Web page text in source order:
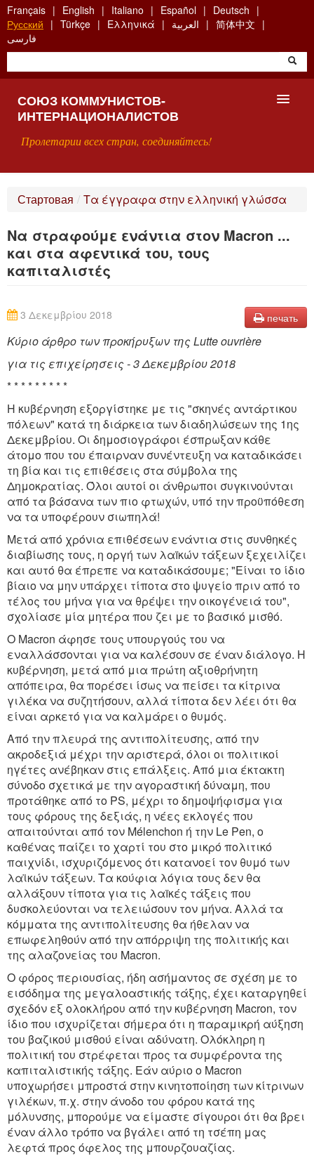
Skip
to
main
content
Français English Italiano Español
Deutsch
Русский
Türkçe Ελληνικά العربية
简体中文
فارسی
СОЮЗ КОММУНИСТОВ-
ИНТЕРНАЦИОНАЛИСТОВ
Пролетарии всех стран, соединяйтесь!
ПОИСК
КОНТАКТЫ
Стартовая / Τα έγγραφα στην ελληνική γλώσσα
Να στραφούμε ενάντια στον Macron ...
και στα αφεντικά του, τους
καπιταλιστές
печать
3 Δεκεμβρίου 2018
Κύριο άρθρο των προκήρυξων της Lutte ouvrière
για τις επιχείρησεις - 3 Δεκεμβρίου 2018
* * * * * * * * *
Η κυβέρνηση εξοργίστηκε με τις "σκηνές αντάρτικου
πόλεων" κατά τη διάρκεια των διαδηλώσεων της 1ης
Δεκεμβρίου. Οι δημοσιογράφοι έσπρωξαν κάθε
άτομο που του έπαιρναν συνέντευξη να καταδικάσει
τη βία και τις επιθέσεις στα σύμβολα της
Δημοκρατίας. Όλοι αυτοί οι άνθρωποι συγκινούνται
από τα βάσανα των πιο φτωχών, υπό την προϋπόθεση
να τα υποφέρουν σιωπηλά!
Μετά από χρόνια επιθέσεων ενάντια στις συνθηκές
διαβίωσης τους, η οργή των λαïκών τάξεων ξεχειλίζει
και αυτό θα έπρεπε να καταδικάσουμε; "Είναι το ίδιο
βίαιο να μην υπάρχει τίποτα στο ψυγείο πριν από το
τέλος του μήνα για να θρέψει την οικογένειά του",
σχολίασε μία μητέρα που ζει με το βασικό μισθό.
Ο Macron άφησε τους υπουργούς του να
εναλλάσσονται για να καλέσουν σε έναν διάλογο. Η
κυβέρνηση, μετά από μια πρώτη αξιοθρήνητη
απόπειρα, θα πορέσει ίσως να πείσει τα κίτρινα
γιλέκα να συζητήσουν, αλλά τίποτα δεν λέει ότι θα
είναι αρκετό για να καλμάρει ο θυμός.
Από την πλευρά της αντιπολίτευσης, από την
ακροδεξιά μέχρι την αριστερά, όλοι οι πολιτικοί
ηγέτες ανέβηκαν στις επάλξεις. Από μια έκτακτη
σύνοδο σχετικά με την αγοραστική δύναμη, που
προτάθηκε από το PS, μέχρι το δημοψήφισμα για
τους φόρους της δεξιάς, η νέες εκλογές που
απαιτούνται από τον Mélenchon ή την Le Pen, ο
καθένας παίζει το χαρτί του στο μικρό πολιτικό
παιχνίδι, ισχυριζόμενος ότι κατανοεί τον θυμό των
λαϊκών τάξεων. Τα κούφια λόγια τους δεν θα
αλλάξουν τίποτα για τις λαïκές τάξεις που
δυσκολεύονται να τελειώσουν τον μήνα. Αλλά τα
κόμματα της αντιπολίτευσης θα ήθελαν να
επωφεληθούν από την απόρριψη της πολιτικής και
της αλαζονείας του Macron.
Ο φόρος περιουσίας, ήδη ασήμαντος σε σχέση με το
εισόδημα της μεγαλοαστικής τάξης, έχει καταργηθεί
σχεδόν εξ ολοκλήρου από την κυβέρνηση Macron, τον
ίδιο που ισχυρίζεται σήμερα ότι η παραμικρή αύξηση
του βαζικού μισθού είναι αδύνατη. Ολόκληρη η
πολιτική του στρέφεται προς τα συμφέροντα της
καπιταλιστικής τάξης. Εάν αύριο ο Macron
υποχωρήσει μπροστά στην κινητοποίηση των κίτρινων
γιλέκων, π.χ. στην άνοδο του φόρου κατά της
μόλυνσης, μπορούμε να είμαστε σίγουροι ότι θα βρει
έναν άλλο τρόπο να βγάλει από τη τσέπη μας
λεφτά προς όφελος της μπουρζουαζίας.